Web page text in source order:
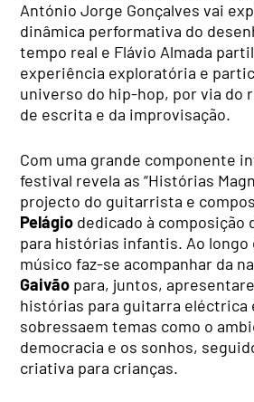
António Jorge Gonçalves vai
dinâmica performativa do
tempo real e Flávio Almada
experiência exploratória e
universo do hip-hop, por via do
de escrita e da improvisação.
Com uma grande componente
festival revela as “Histórias
projecto do guitarrista e
Pelágio dedicado à composição
para histórias infantis. Ao longo
músico faz-se acompanhar da
Gaivão para, juntos,
histórias para guitarra eléctrica
sobressaem temas como o
democracia e os sonhos,
criativa para crianças.